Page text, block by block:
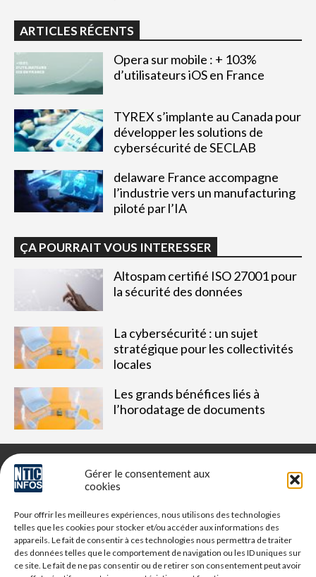
Gérer le consentement aux
cookies
Pour offrir les meilleures expériences, nous utilisons des technologies
telles que les cookies pour stocker et/ou accéder aux informations des
appareils. Le fait de consentir à ces technologies nous permettra de traiter
des données telles que le comportement de navigation ou les ID uniques sur
ce site. Le fait de ne pas consentir ou de retirer son consentement peut avoir
ARTICLES RÉCENTS
Opera sur mobile : + 103%
d’utilisateurs iOS en France
TYREX s’implante au Canada pour
développer les solutions de
cybersécurité de SECLAB
delaware France accompagne
l’industrie vers un manufacturing
piloté par l’IA
ÇA POURRAIT VOUS INTERESSER
Altospam certifié ISO 27001 pour
la sécurité des données
La cybersécurité : un sujet
stratégique pour les collectivités
locales
Les grands bénéfices liés à
l’horodatage de documents
retrouvez des tribunes, des solutions, l'actualité, des retours
d'utilisateurs, des évènements, des livres blancs et les
nominations du secteur. Retrouvez toutes les informations NTIC